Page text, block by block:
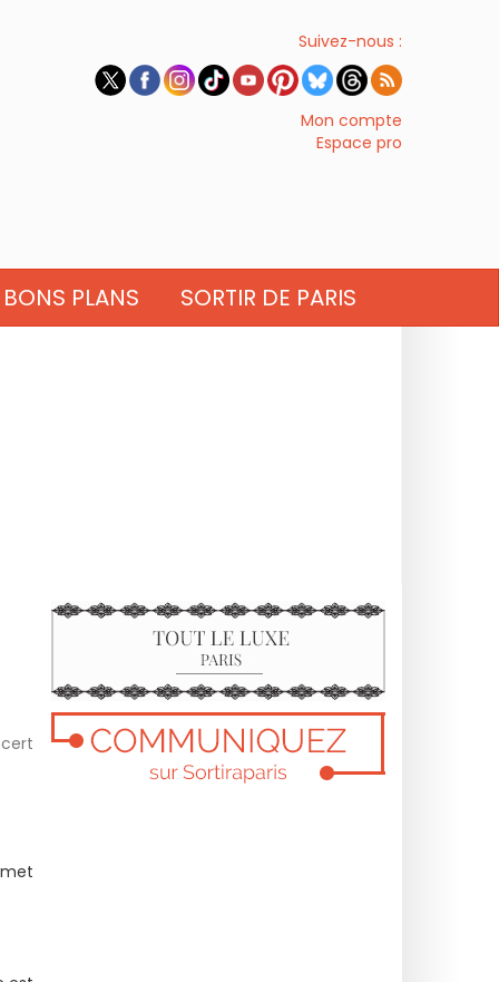
Suivez-nous :
Mon compte
Espace pro
BONS PLANS SORTIR DE PARIS